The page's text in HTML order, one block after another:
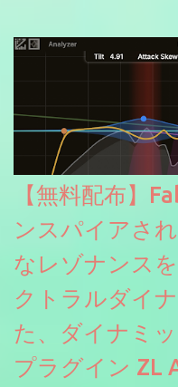
【無料配布】
ンスパイアさ
なレゾナンス
クトラルダイ
た、ダイナミ
プラグイン ZL